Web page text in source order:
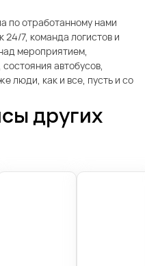
по отработанному нами
7, команда логистов и
мероприятием,
автобусов,
люди, как и все, пусть и со
других